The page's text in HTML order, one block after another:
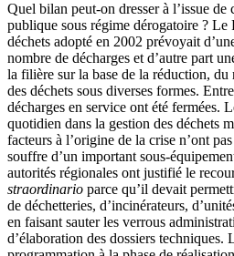
Quel bilan peut-on dresser à l’issue de
publique sous régime dérogatoire ? Le
déchets adopté en 2002 prévoyait
nombre de décharges et d’autre part
la filière sur la base de la réduction,
des déchets sous diverses formes.
décharges en service ont été fermées.
quotidien dans la gestion des déchets
facteurs à l’origine de la crise n’ont
souffre d’un important sous-
autorités régionales ont justifié le
straordinario parce qu’il devait
de déchetteries, d’incinérateurs,
en faisant sauter les verrous
d’élaboration des dossiers techniques.